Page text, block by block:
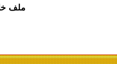
ملف